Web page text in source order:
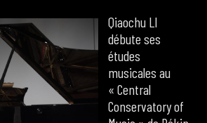
Qiaochu LI
débute ses
études
musicales au
« Central
Conservatory of